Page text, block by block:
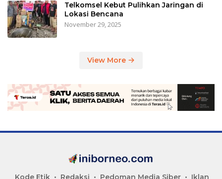
Telkomsel Kebut Pulihkan Jaringan di
Lokasi Bencana
November 29, 2025
View More
Kode Etik Redaksi Pedoman Media Siber Iklan